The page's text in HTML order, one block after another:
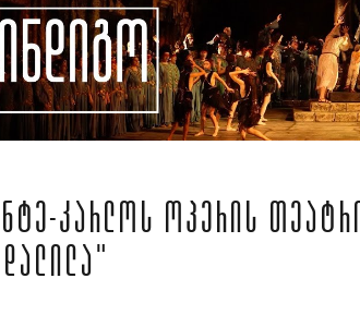
ᲙᲐᲠᲚᲝᲡ ᲝᲞᲔᲠᲘᲡ